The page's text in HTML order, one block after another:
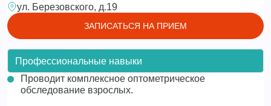
ул. Березовского, д.19
ЗАПИСАТЬСЯ НА ПРИЕМ
Профессиональные навыки
Проводит комплексное оптометрическое
обследование взрослых.